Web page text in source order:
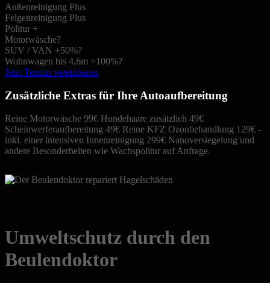
Außenreinigung Plus
Felgenreinigung Plus
Politur +
Motorwäsche?
SUV / VAN +50%?
Wohnwagen bis 4,6m +100%?
Jetzt Termin vereinbaren
Zusätzliche Extras für Ihre Autoaufbereitung
Reine Motorwäsche 99€ Hundehaare zusätzlich 49€
Scheinwerferaufbereitung 49€ Reine KFZ Ozonbehandlung 129€ -
inkl. einer intensiven Innenreinigung 299€ Nanoversiegelung und
andere Besonderheiten wie Wachspolitur auf Anfrage.
Umweltschutz durch den
Beulendoktor